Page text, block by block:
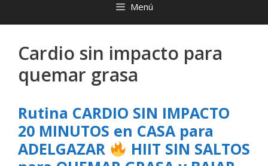
Menú
Cardio sin impacto para
quemar grasa
Rutina CARDIO SIN IMPACTO
20 MINUTOS en CASA para
ADELGAZAR
HIIT SIN SALTOS